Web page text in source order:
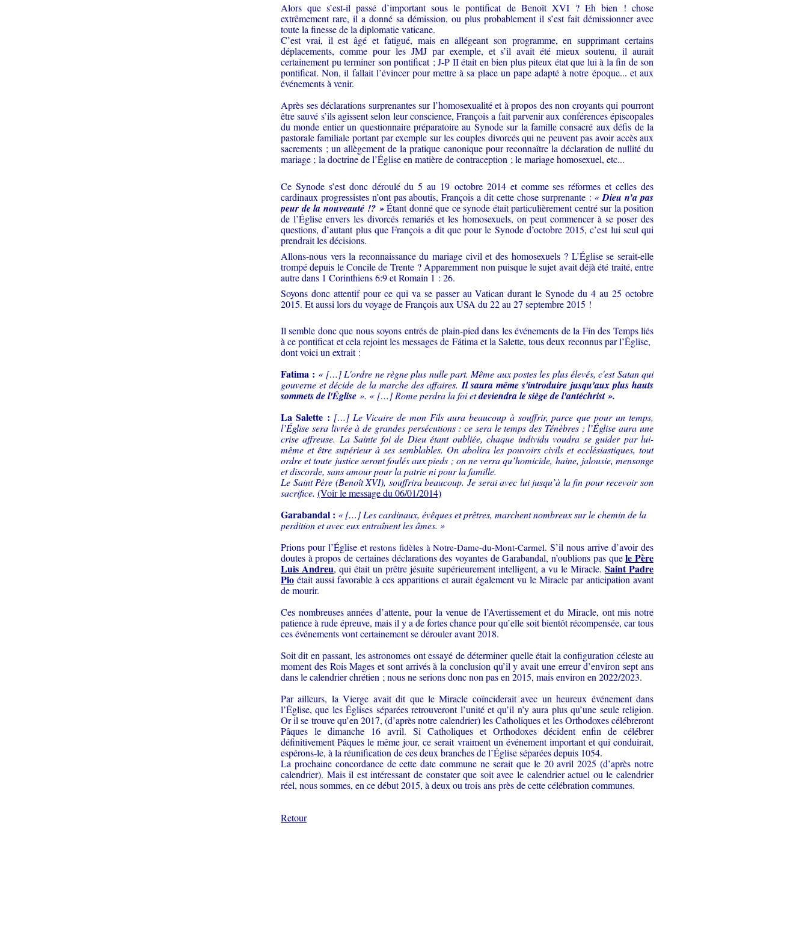
Alors que s’est-il passé d’important sous le pontificat de Benoît XVI ? Eh bien ! chose
extrêmement rare, il a donné sa démission, ou plus probablement il s’est fait démissionner avec
toute la finesse de la diplomatie vaticane.
C’est vrai, il est âgé et fatigué, mais en allégeant son programme, en supprimant certains
déplacements, comme pour les JMJ par exemple, et s’il avait été mieux soutenu, il aurait
certainement pu terminer son pontificat ; J-P II était en bien plus piteux état que lui à la fin de son
pontificat. Non, il fallait l’évincer pour mettre à sa place un pape adapté à notre époque... et aux
événements à venir.
Après ses déclarations surprenantes sur l’homosexualité et à propos des non croyants qui pourront
être sauvé s’ils agissent selon leur conscience, François a fait parvenir aux conférences épiscopales
du monde entier un questionnaire préparatoire au Synode sur la famille consacré aux défis de la
pastorale familiale portant par exemple sur les couples divorcés qui ne peuvent pas avoir accès aux
sacrements ; un allègement de la pratique canonique pour reconnaître la déclaration de nullité du
mariage ; la doctrine de l’Église en matière de contraception ; le mariage homosexuel, etc...
Ce Synode s’est donc déroulé du 5 au 19 octobre 2014 et comme ses réformes et celles des
cardinaux progressistes n’ont pas aboutis, François a dit cette chose surprenante : «Dieu n’a pas
peur de la nouveauté !? »Étant donné que ce synode était particulièrement centré sur la position
de l’Église envers les divorcés remariés et les homosexuels, on peut commencer à se poser des
questions, d’autant plus que François a dit que pour le Synode d’octobre 2015, c’est lui seul qui
prendrait les décisions.
Allons-nous vers la reconnaissance du mariage civil et des homosexuels ? L’Église se serait-elle
trompé depuis le Concile de Trente ? Apparemment non puisque le sujet avait déjà été traité, entre
autre dans 1 Corinthiens 6:9 et Romain 1 : 26.
Soyons donc attentif pour ce qui va se passer au Vatican durant le Synode du 4 au 25 octobre
2015. Et aussi lors du voyage de François aux USA du 22 au 27 septembre 2015 !
Il semble donc que nous soyons entrés de plain-pied dans les événements de la Fin des Temps liés
à ce pontificat et cela rejoint les messages de Fátima et la Salette, tous deux reconnus par l’Église,
dont voici un extrait :
Fatima : « […] L'ordre ne règne plus nulle part. Même aux postes les plus élevés, c'est Satan qui
gouverne et décide de la marche des affaires. Il saura même s'introduire jusqu'aux plus hauts
sommets de l'Église ». « […] Rome perdra la foi etdeviendra le siège de l'antéchrist ».
La Salette : […] Le Vicaire de mon Fils aura beaucoup à souffrir, parce que pour un temps,
l’Église sera livrée à de grandes persécutions : ce sera le temps des Ténèbres ; l’Église aura une
crise affreuse. La Sainte foi de Dieu étant oubliée, chaque individu voudra se guider par lui-
même et être supérieur à ses semblables. On abolira les pouvoirs civils et ecclésiastiques, tout
ordre et toute justice seront foulés aux pieds ; on ne verra qu’homicide, haine, jalousie, mensonge
et discorde, sans amour pour la patrie ni pour la famille.
Le Saint Père (Benoît XVI), souffrira beaucoup. Je serai avec lui jusqu’à la fin pour recevoir son
sacrifice. (Voir le message du 06/01/2014)
Garabandal : « […] Les cardinaux, évêques et prêtres, marchent nombreux sur le chemin de la
perdition et avec eux entraînent les âmes. »
Prions pour l’Église etrestons fidèles à Notre-Dame-du-Mont-Carmel. S’il nous arrive d’avoir des
doutes à propos de certaines déclarations des voyantes de Garabandal, n’oublions pas quele Père
Luis Andreu, qui était un prêtre jésuite supérieurement intelligent, a vu le Miracle. Saint Padre
Pio était aussi favorable à ces apparitions et aurait également vu le Miracle par anticipation avant
de mourir.
Ces nombreuses années d’attente, pour la venue de l’Avertissement et du Miracle, ont mis notre
patience à rude épreuve, mais il y a de fortes chance pour qu’elle soit bientôt récompensée, car tous
ces événements vont certainement se dérouler avant 2018.
Soit dit en passant, les astronomes ont essayé de déterminer quelle était la configuration céleste au
moment des Rois Mages et sont arrivés à la conclusion qu’il y avait une erreur d’environ sept ans
dans le calendrier chrétien ; nous ne serions donc non pas en 2015, mais environ en 2022/2023.
Par ailleurs, la Vierge avait dit que le Miracle coïnciderait avec un heureux événement dans
l’Église, que les Églises séparées retrouveront l’unité et qu’il n’y aura plus qu’une seule religion.
Or il se trouve qu’en 2017, (d’après notre calendrier) les Catholiques et les Orthodoxes célébreront
Pâques le dimanche 16 avril. Si Catholiques et Orthodoxes décident enfin de célébrer
définitivement Pâques le même jour, ce serait vraiment un événement important et qui conduirait,
espérons-le, à la réunification de ces deux branches de l’Église séparées depuis 1054.
La prochaine concordance de cette date commune ne serait que le 20 avril 2025 (d’après notre
calendrier). Mais il est intéressant de constater que soit avec le calendrier actuel ou le calendrier
réel, nous sommes, en ce début 2015, à deux ou trois ans près de cette célébration communes.
Retour